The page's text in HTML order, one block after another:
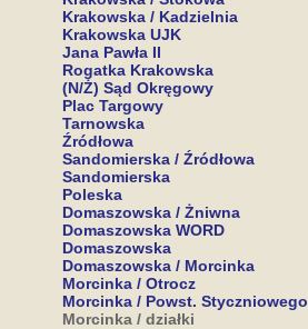
Krakowska / Kadzielnia
Krakowska UJK
Jana Pawła II
Rogatka Krakowska
(N/Ż) Sąd Okręgowy
Plac Targowy
Tarnowska
Źródłowa
Sandomierska / Źródłowa
Sandomierska
Poleska
Domaszowska / Żniwna
Domaszowska WORD
Domaszowska
Domaszowska / Morcinka
Morcinka / Otrocz
Morcinka / Powst. Styczniowego
Morcinka / działki